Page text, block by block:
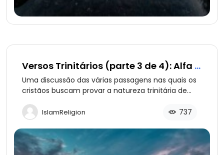
Versos Trinitários (parte 3 de 4): Alfa e
Ômega
Uma discussão das várias passagens nas quais os
cristãos buscam provar a natureza trinitária de
ou ambos?IslamReligion 737